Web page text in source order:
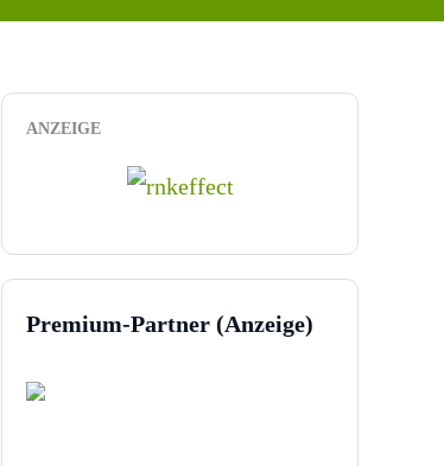
ANZEIGE
Premium-Partner (Anzeige)